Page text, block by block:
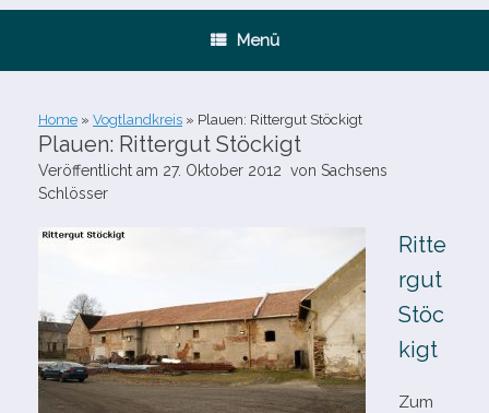
Menü
Home » Vogtlandkreis » Plauen: Rittergut Stöckigt
Plauen: Rittergut Stöckigt
Veröffentlicht am 27. Oktober 2012 von Sachsens
Schlösser
Ritte
rgut
Stöc
kigt
Zum